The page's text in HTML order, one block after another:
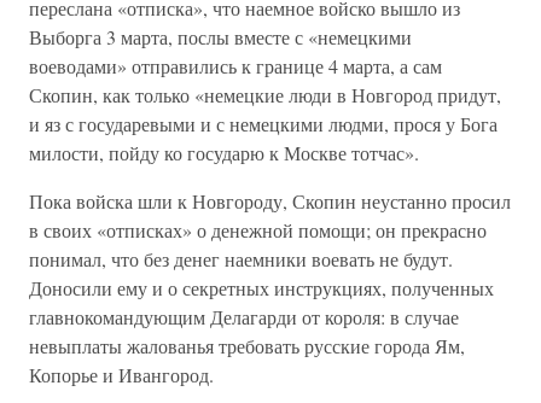
переслана «отписка», что наемное войско вышло из
Выборга 3 марта, послы вместе с «немецкими
воеводами» отправились к границе 4 марта, а сам
Скопин, как только «немецкие люди в Новгород придут,
и яз с государевыми и с немецкими людми, прося у Бога
милости, пойду ко государю к Москве тотчас».
Пока войска шли к Новгороду, Скопин неустанно просил
в своих «отписках» о денежной помощи; он прекрасно
понимал, что без денег наемники воевать не будут.
Доносили ему и о секретных инструкциях, полученных
главнокомандующим Делагарди от короля: в случае
невыплаты жалованья требовать русские города Ям,
Копорье и Ивангород.